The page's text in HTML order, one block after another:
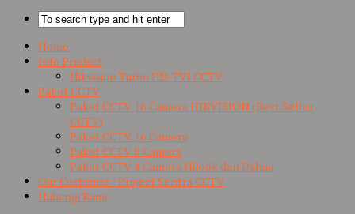
Home
Info Product
Hikvision Turbo HD-TVI CCTV
Paket CCTV
Paket CCTV 16 Camera HIKVISION (Best Seller
CCTV)
Paket CCTV 16 Camera
Paket CCTV 8 Camera
Paket CCTV 4 Camera Hilook dan Dahua
Our Customer / Project Sentra CCTV
Hubungi Kami